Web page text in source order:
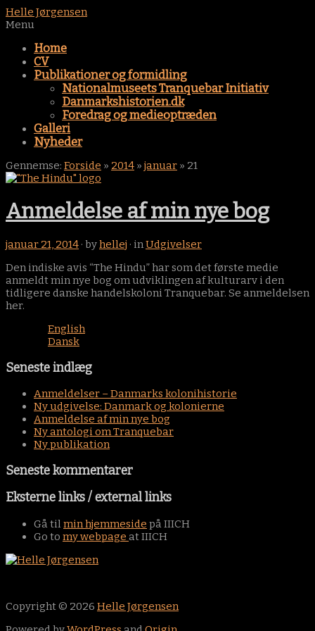
Helle Jørgensen
Menu
Home
CV
Publikationer og formidling
Nationalmuseets Tranquebar Initiativ
Danmarkshistorien.dk
Foredrag og medieoptræden
Galleri
Nyheder
Gennemse: Forside » 2014 » januar » 21
Anmeldelse af min nye bog
januar 21, 2014 · byhellej · inUdgivelser
Den indiske avis “The Hindu” har som det første medie
anmeldt min nye bog om udviklingen af kulturarv i den
tidligere danske handelskoloni Tranquebar. Se anmeldelsen
her.
English
Dansk
Seneste indlæg
Anmeldelser – Danmarks kolonihistorie
Ny udgivelse: Danmark og kolonierne
Anmeldelse af min nye bog
Ny antologi om Tranquebar
Ny publikation
Seneste kommentarer
Eksterne links / external links
Gå til min hjemmeside på IIICH
Go to my webpage at IIICH
Copyright © 2026 Helle Jørgensen